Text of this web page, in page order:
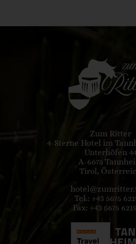
Zum Ritter
4-Sterne Hotel im
Unterhöfen
A-6675
Tirol,
Tel.: +43 5675
Fax: +43 5675